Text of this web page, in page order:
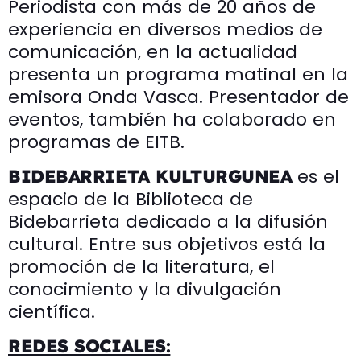
Periodista con más de 20 años de
experiencia en diversos medios de
comunicación, en la actualidad
presenta un programa matinal en la
emisora Onda Vasca. Presentador de
eventos, también ha colaborado en
programas de EITB.
BIDEBARRIETA KULTURGUNEAes el
espacio de la Biblioteca de
Bidebarrieta dedicado a la difusión
cultural. Entre sus objetivos está la
promoción de la literatura, el
conocimiento y la divulgación
científica.
REDES SOCIALES: